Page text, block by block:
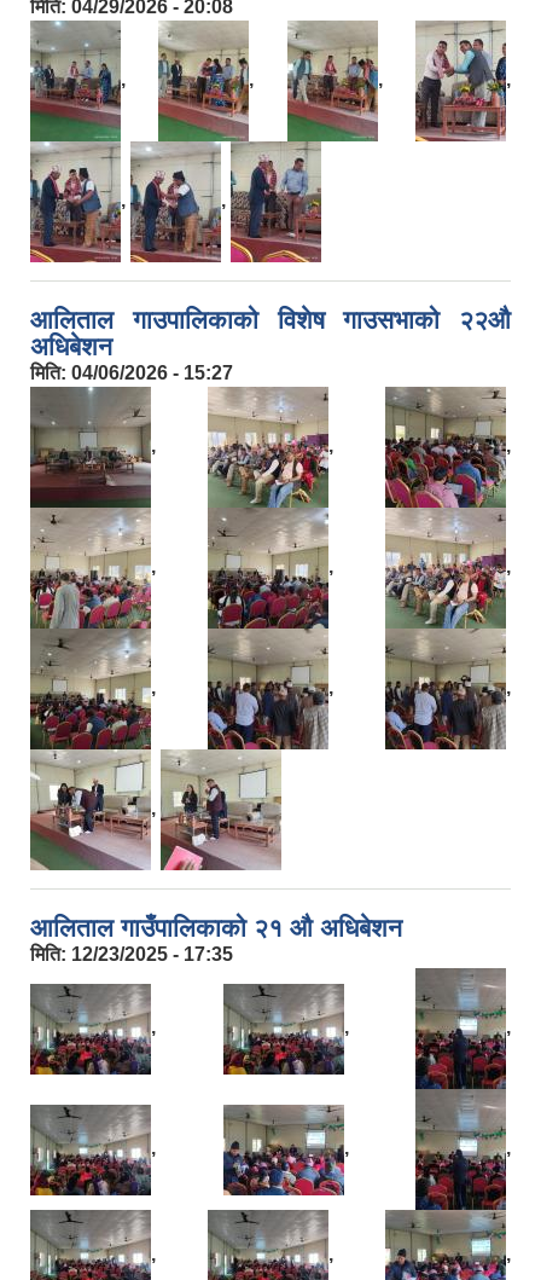
मिति: 04/29/2026 - 20:08
, , , ,
, ,
आलिताल गाउपालिकाको विशेष गाउसभाको २२औ
अधिबेशन
मिति: 04/06/2026 - 15:27
, , ,
, , ,
, , ,
,
आलिताल गाउँपालिकाको २१ औ अधिबेशन
मिति: 12/23/2025 - 17:35
, , ,
, , ,
, , ,